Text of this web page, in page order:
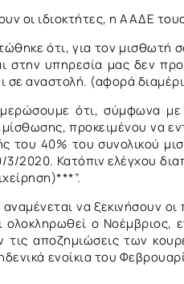
οι ιδιοκτήτες, η ΑΑΔΕ
ότι, για τον
στην υπηρεσία μας δεν
αναστολή. (αφορά
ότι, σύμφωνα
προκειμένου να
του 40% του συνολικού
2020. Κατόπιν ελέγχου
να ξεκινήσουν
ολοκληρωθεί ο
τις αποζημιώσεις των
ενοίκια του